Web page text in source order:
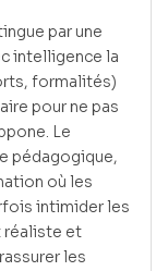
par une
intelligence la
formalités)
pour ne pas
Le
pédagogique,
où les
intimider les
réaliste et
les